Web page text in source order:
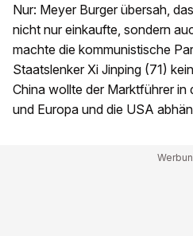
Nur: Meyer Burger übersah,
nicht nur einkaufte, sondern
machte die kommunistische
Staatslenker Xi Jinping (71)
China wollte der Marktführer in
und Europa und die USA